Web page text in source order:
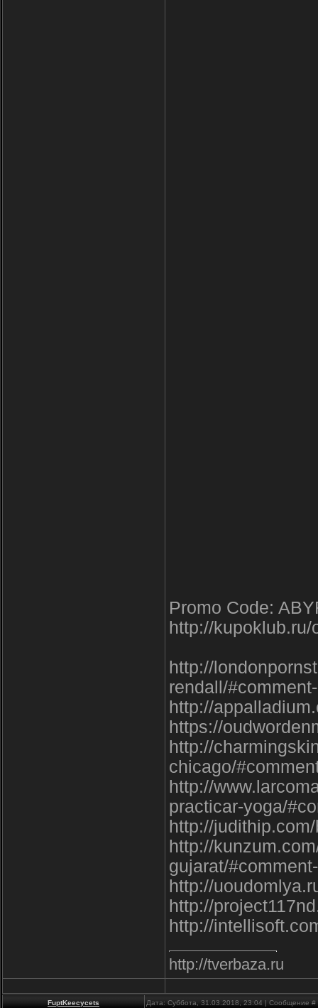
Promo Code:
http://
http://
rendall/
http://
https://
http://
chicago/
http://
practicar-yoga/
http://
http://
gujarat/
http://
http://
http://
http://tverbaza.ru
FuptKeecycets Дата: Суббота, 31.03.2018, 23:04 | Сообщение #